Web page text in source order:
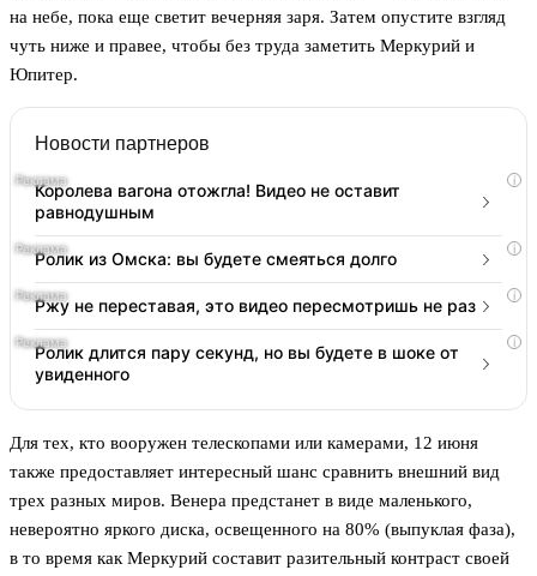
на небе, пока еще светит вечерняя заря. Затем опустите взгляд
чуть ниже и правее, чтобы без труда заметить Меркурий и
Юпитер.
Новости партнеров
i
Королева вагона отожгла! Видео не оставит
равнодушным
i
Ролик из Омска: вы будете смеяться долго
i
Ржу не переставая, это видео пересмотришь не раз
i
Ролик длится пару секунд, но вы будете в шоке от
увиденного
Для тех, кто вооружен телескопами или камерами, 12 июня
также предоставляет интересный шанс сравнить внешний вид
трех разных миров. Венера предстанет в виде маленького,
невероятно яркого диска, освещенного на 80% (выпуклая фаза),
в то время как Меркурий составит разительный контраст своей